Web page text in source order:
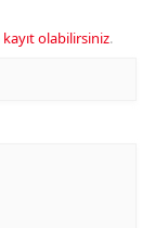
kayıt olabilirsiniz.